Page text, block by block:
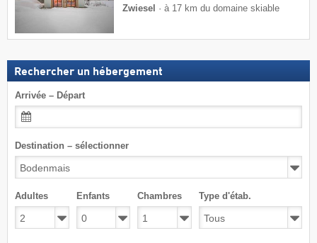
Zwiesel
· à 17 km du domaine skiable
Rechercher un hébergement
Arrivée – Départ
Destination – sélectionner
Adultes Enfants Chambres Type d'étab.